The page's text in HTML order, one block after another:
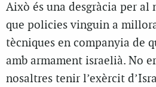
Això és una desgràcia per al
que policies vinguin a
tècniques en companyia de
amb armament israelià. No
nosaltres tenir l’exèrcit